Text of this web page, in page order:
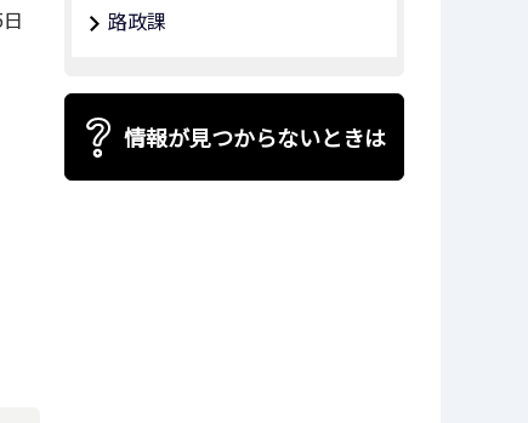
路政課
情報が見つからないときは